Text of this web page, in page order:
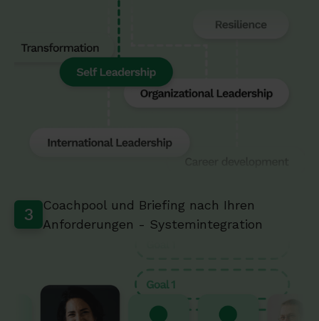
3
Coachpool und Briefing nach Ihren
Anforderungen - Systemintegration